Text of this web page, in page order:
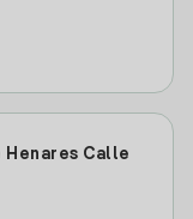
Calle